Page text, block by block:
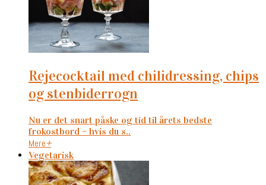
rejecocktail med chilidressing, chips
og stenbiderrogn
Nu er det snart påske og tid til årets bedste
frokostbord – hvis du s..
Mere+
Vegetarisk